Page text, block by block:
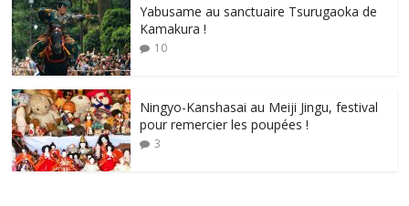
Yabusame au sanctuaire Tsurugaoka de
Kamakura !
10
Ningyo-Kanshasai au Meiji Jingu, festival
pour remercier les poupées !
3